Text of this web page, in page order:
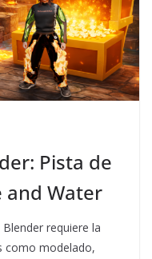
Pista de
and Water
requiere la
como modelado,